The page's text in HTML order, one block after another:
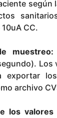
según
CC.
muestreo:
Los
exportar
archivo
los